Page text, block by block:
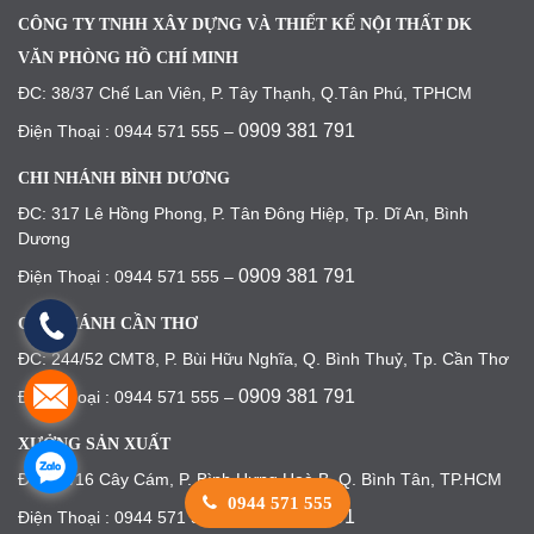
CÔNG TY TNHH XÂY DỰNG VÀ THIẾT KẾ NỘI THẤT DK
VĂN PHÒNG HỒ CHÍ MINH
ĐC: 38/37 Chế Lan Viên, P. Tây Thạnh, Q.Tân Phú, TPHCM
Điện Thoại : 0944 571 555 – 0909 381 791
CHI NHÁNH BÌNH DƯƠNG
ĐC: 317 Lê Hồng Phong, P. Tân Đông Hiệp, Tp. Dĩ An, Bình
Dương
Điện Thoại : 0944 571 555 – 0909 381 791
CHI NHÁNH CẦN THƠ
ĐC: 244/52 CMT8, P. Bùi Hữu Nghĩa, Q. Bình Thuỷ, Tp. Cần Thơ
Điện Thoại : 0944 571 555 – 0909 381 791
XƯỞNG SẢN XUẤT
ĐC: 45/16 Cây Cám, P. Bình Hưng Hoà B, Q. Bình Tân, TP.HCM
Điện Thoại : 0944 571 555 –
0909 381 791
0944 571 555